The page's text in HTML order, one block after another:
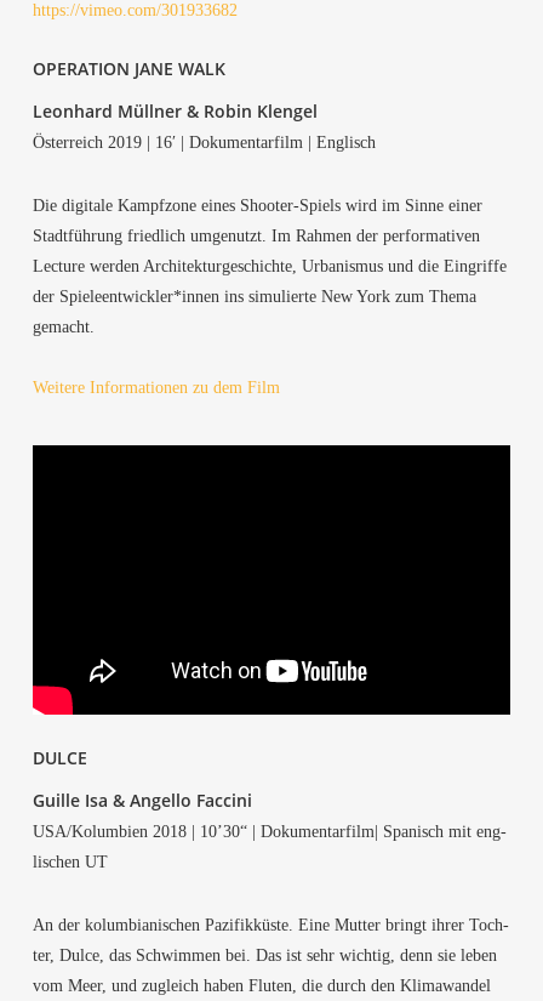
https://vimeo.com/301933682
OPE­RA­TI­ON JANE WALK
Leon­hard Müll­ner & Robin Klengel
Öster­reich 2019 | 16′ | Doku­men­tar­film | Englisch
Die digi­ta­le Kampf­zo­ne eines Shoo­ter-Spiels wird im Sin­ne einer
Stadt­füh­rung fried­lich umge­nutzt. Im Rah­men der per­for­ma­ti­ven
Lec­tu­re wer­den Archi­tek­tur­ge­schich­te, Urba­nis­mus und die Ein­grif­fe
der Spieleentwickler*innen ins simu­lier­te New York zum The­ma
gemacht.
Wei­te­re Infor­ma­tio­nen zu dem Film
DUL­CE
Guil­le Isa & Angel­lo Faccini
USA/Kolumbien 2018 | 10’30“ | Doku­men­tar­film| Spa­nisch mit eng­
li­schen UT
An der kolum­bia­ni­schen Pazi­fik­küs­te. Eine Mut­ter bringt ihrer Toch­
ter, Dul­ce, das Schwim­men bei. Das ist sehr wich­tig, denn sie leben
vom Meer, und zugleich haben Flu­ten, die durch den Kli­ma­wan­del